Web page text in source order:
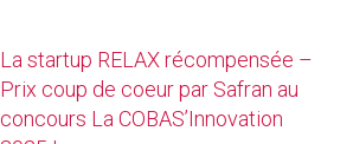
La startup RELAX récompensée –
Prix coup de coeur par Safran au
concours La COBAS’Innovation